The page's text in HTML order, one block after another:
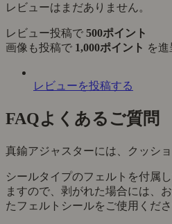
レビューはまだありません。
レビュー投稿で 500ポイント
画像も投稿で 1,000ポイント を進
レビューを投稿する
FAQよくあるご質問
真鍮アジャスターには、クッシ
シールタイプのフェルトを付属
ますので、剥がれた場合には、
たフェルトシールをご使用くださ